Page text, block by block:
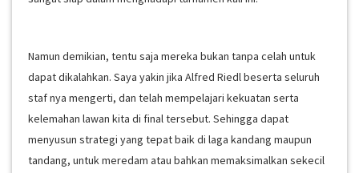
Namun demikian, tentu saja mereka bukan tanpa celah untuk
dapat dikalahkan. Saya yakin jika Alfred Riedl beserta seluruh
staf nya mengerti, dan telah mempelajari kekuatan serta
kelemahan lawan kita di final tersebut. Sehingga dapat
menyusun strategi yang tepat baik di laga kandang maupun
tandang, untuk meredam atau bahkan memaksimalkan sekecil